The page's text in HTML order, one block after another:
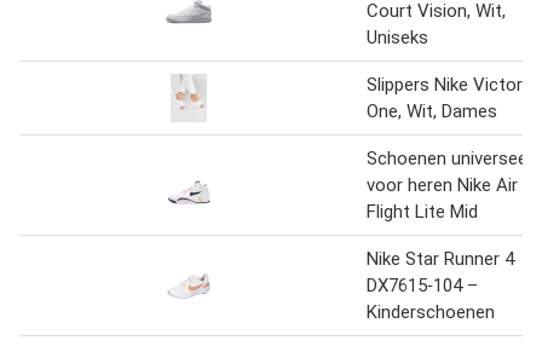
Court Vision, Wit,
Uniseks
Slippers Nike Victori
One, Wit, Dames
Schoenen universeel
voor heren Nike Air
Flight Lite Mid
Nike Star Runner 4
DX7615‑104 –
Kinderschoenen